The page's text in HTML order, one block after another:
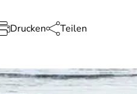
Drucken Teilen